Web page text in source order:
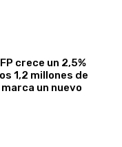
crece un 2,5%
1,2 millones de
un nuevo